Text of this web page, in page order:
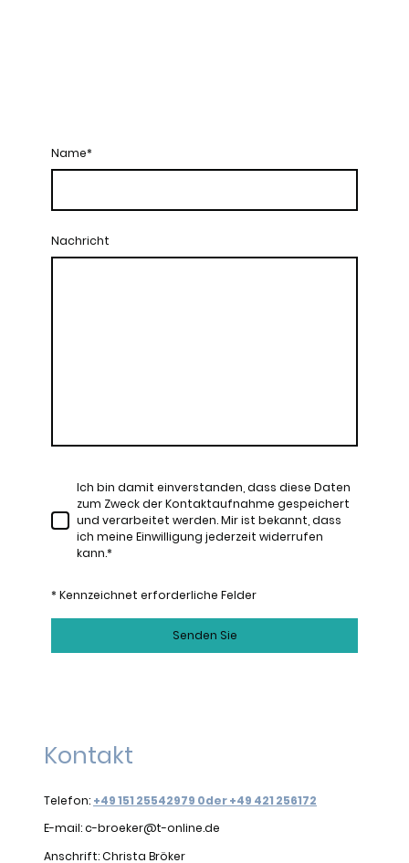
Name*
Nachricht
Ich bin damit einverstanden, dass diese Daten
zum Zweck der Kontaktaufnahme gespeichert
und verarbeitet werden. Mir ist bekannt, dass
ich meine Einwilligung jederzeit widerrufen
kann.*
* Kennzeichnet erforderliche Felder
Senden Sie
Kontakt
Telefon: +49 151 25542979 0der +49 421 256172
E-mail: c-broeker@t-online.de
Anschrift: Christa Bröker